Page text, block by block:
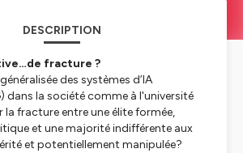
DESCRIPTION
fracture ?
des systèmes d’IA
dans la société comme à l'université
la fracture entre une élite formée,
et une majorité indifférente aux
et potentiellement manipulée?